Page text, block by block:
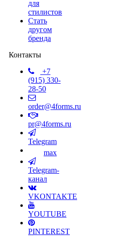
для
стилистов
Стать
другом
бренда
Контакты
+7
(915) 330-
28-50
order@4forms.ru
pr@4forms.ru
Telegram
max
Telegram-
канал
VKONTAKTE
YOUTUBE
PINTEREST